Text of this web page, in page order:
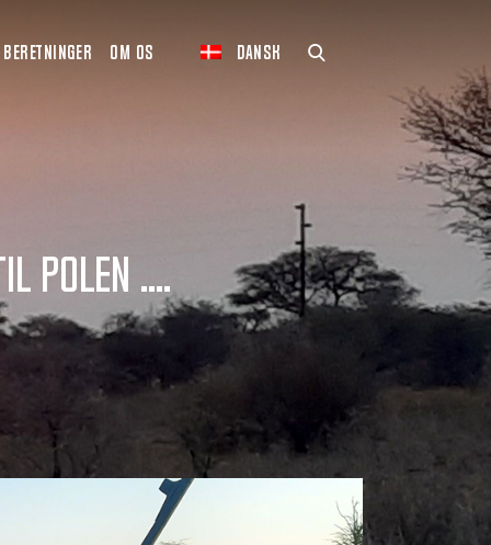
BERETNINGER OM OS DANSK
Polen ....